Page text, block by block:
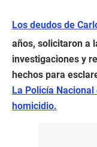
Los deudos de
años, solicitaron a
investigaciones y
hechos para
La Policía
homicidio.